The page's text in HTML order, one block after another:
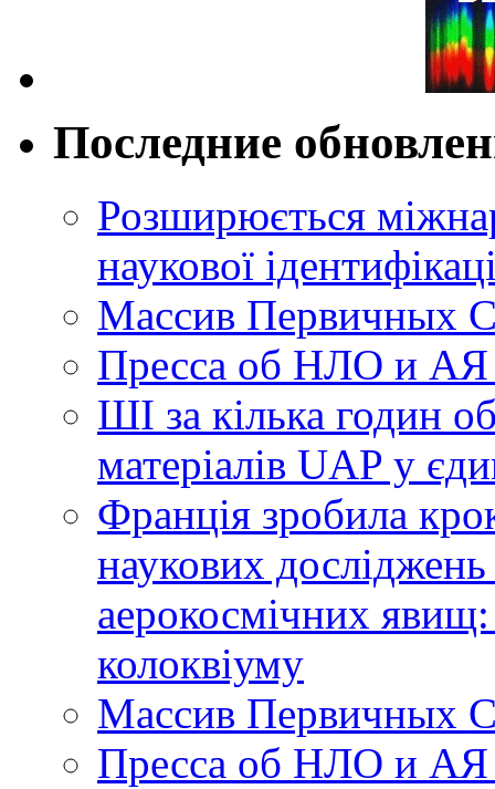
Последние
Розширюється
наукової
Массив Первичных
Пресса об НЛО и
ШІ за кілька годин
матеріалів UAP у
Франція зробила
наукових
аерокосмічних
колоквіуму
Массив Первичных
Пресса об НЛО и